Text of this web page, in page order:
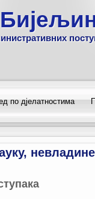
по дјелатностима